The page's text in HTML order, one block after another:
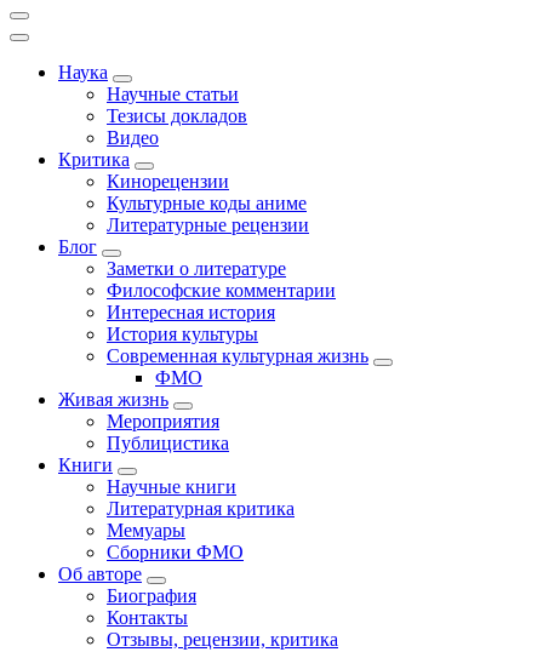
Наука
Научные статьи
Тезисы докладов
Видео
Критика
Кинорецензии
Культурные коды аниме
Литературные рецензии
Блог
Заметки о литературе
Философские комментарии
Интересная история
История культуры
Современная культурная жизнь
ФМО
Живая жизнь
Мероприятия
Публицистика
Книги
Научные книги
Литературная критика
Мемуары
Сборники ФМО
Об авторе
Биография
Контакты
Отзывы, рецензии, критика